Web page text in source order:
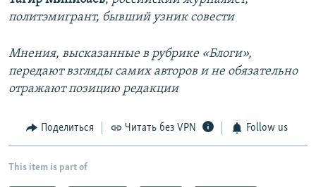
политэмигрант, бывший узник совести
Мнения, высказанные в рубрике «Блоги»,
передают взгляды самих авторов и не обязательно
отражают позицию редакции
Поделиться Читать без VPN Follow us
This item is part of